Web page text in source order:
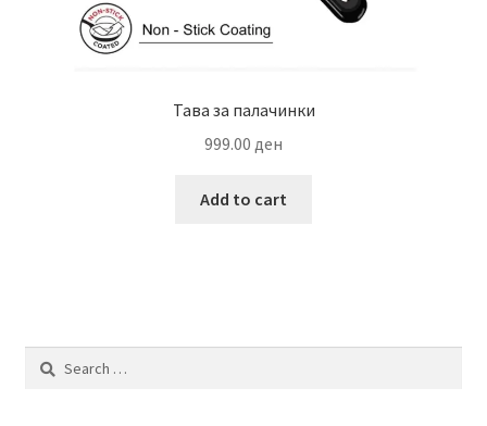
Тава за палачинки
999.00 ден
Add to cart
Search